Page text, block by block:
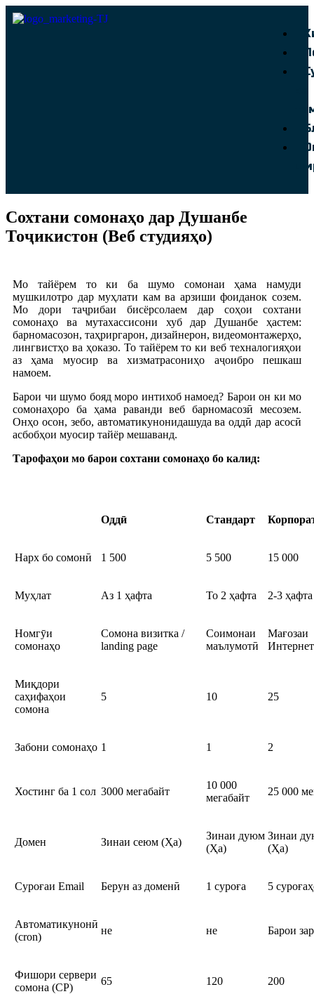
Сохтани сомонаҳо дар Душанбе
Тоҷикистон (Веб студияҳо)
Мо тайёрем то ки ба шумо сомонаи ҳама намуди
мушкилотро дар муҳлати кам ва арзиши фоиданок созем.
Мо дори таҷрибаи бисёрсолаем дар соҳои сохтани
сомонаҳо ва мутахассисони хуб дар Душанбе ҳастем:
барномасозон, таҳриргарон, дизайнерон, видеомонтажерҳо,
лингвистҳо ва ҳоказо. То тайёрем то ки веб техналогияҳои
аз ҳама муосир ва хизматрасониҳо аҷоибро пешкаш
намоем.
Барои чи шумо бояд моро интихоб намоед? Барои он ки мо
сомонаҳоро ба ҳама раванди веб барномасозӣ месозем.
Онҳо осон, зебо, автоматикунонидашуда ва оддӣ дар асосӣ
асбобҳои муосир тайёр мешаванд.
Тарофаҳои мо барои сохтани сомонаҳо бо калид:
Оддӣ Стандарт
Нарх бо сомонӣ 1 500 5 500 15 000
Муҳлат Аз 1 ҳафта То 2 ҳафта 2-3 ҳафта
Номгӯи
сомонаҳо
Сомона визитка /
landing page
Соимонаи
маълумотӣ
Мағозаи
Миқдори
саҳифаҳои
сомона
5 10 25
Забони сомонаҳо 1 1 2
Хостинг ба 1 сол 3000 мегабайт
10 000
мегабайт
25 000
Домен Зинаи сеюм (Ҳа)
Зинаи дуюм
(Ҳа)
Зинаи
(Ҳа)
Суроғаи Email Берун аз доменӣ 1 суроға 5
Автоматикунонӣ
(cron)
не не Барои
Фишори сервери
сомона (CP)
65 120 200